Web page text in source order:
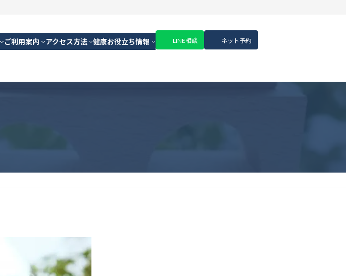
ご利用案内 アクセス方法 健康お役立ち情報 LINE相談 ネット予約